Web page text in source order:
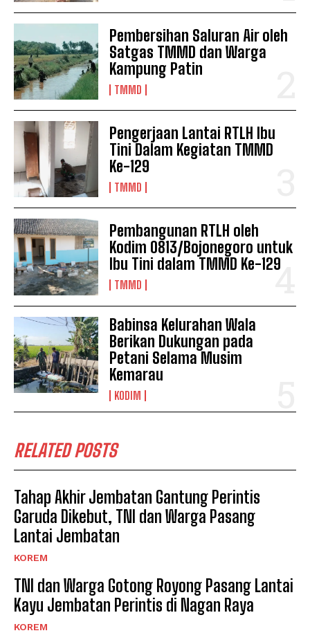
Pembersihan Saluran Air oleh
Satgas TMMD dan Warga
Kampung Patin
TMMD
Pengerjaan Lantai RTLH Ibu
Tini Dalam Kegiatan TMMD
Ke-129
TMMD
Pembangunan RTLH oleh
Kodim 0813/Bojonegoro untuk
Ibu Tini dalam TMMD Ke-129
TMMD
Babinsa Kelurahan Wala
Berikan Dukungan pada
Petani Selama Musim
Kemarau
KODIM
RELATED POSTS
Tahap Akhir Jembatan Gantung Perintis
Garuda Dikebut, TNI dan Warga Pasang
Lantai Jembatan
KOREM
TNI dan Warga Gotong Royong Pasang Lantai
Kayu Jembatan Perintis di Nagan Raya
KOREM